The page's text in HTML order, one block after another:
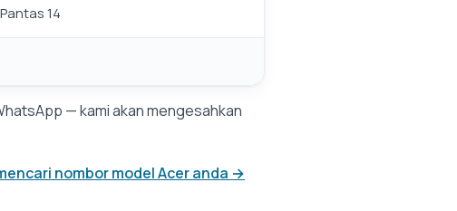
14
— kami akan mengesahkan
nombor model Acer anda →